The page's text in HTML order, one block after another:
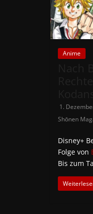
Anime
1.
Shōnen
Disney+
Folge von
Bis zum